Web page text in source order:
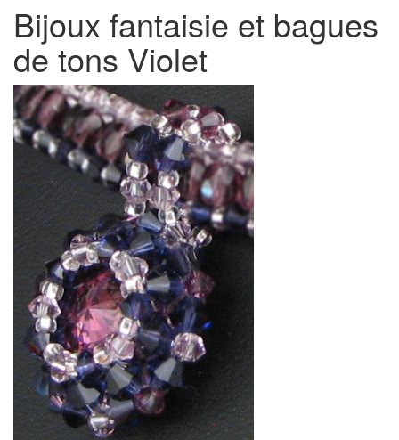
Bijoux fantaisie et bagues
de tons Violet